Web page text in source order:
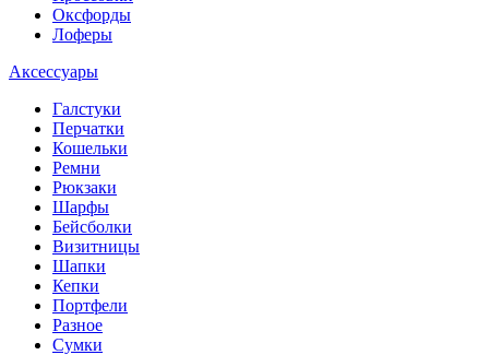
Оксфорды
Лоферы
Аксессуары
Галстуки
Перчатки
Кошельки
Ремни
Рюкзаки
Шарфы
Бейсболки
Визитницы
Шапки
Кепки
Портфели
Разное
Сумки